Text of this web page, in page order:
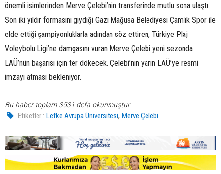
önemli isimlerinden Merve Çelebi’nin transferinde mutlu sona ulaştı.
Son iki yıldır formasını giydiği Gazi Mağusa Belediyesi Çamlık Spor ile
elde ettiği şampiyonluklarla adından söz ettiren, Türkiye Plaj
Voleybolu Ligi’ne damgasını vuran Merve Çelebi yeni sezonda
LAÜ’nün başarısı için ter dökecek. Çelebi’nin yarın LAÜ’ye resmi
imzayı atması bekleniyor.
Bu haber toplam 3531 defa okunmuştur
Etiketler : Lefke Avrupa Üniversitesi,Merve Çelebi